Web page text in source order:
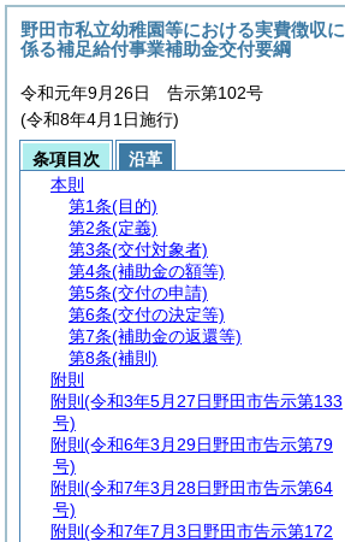
野田市私立幼稚園等における実費徴収に
係る補足給付事業補助金交付要綱
令和元年9月26日 告示第102号
(令和8年4月1日施行)
条項目次
沿革
本則
第1条(目的)
第2条(定義)
第3条(交付対象者)
第4条(補助金の額等)
第5条(交付の申請)
第6条(交付の決定等)
第7条(補助金の返還等)
第8条(補則)
附則
附則 (令和3年5月27日野田市告示第133
号)
附則 (令和6年3月29日野田市告示第79
号)
附則 (令和7年3月28日野田市告示第64
号)
附則 (令和7年7月3日野田市告示第172